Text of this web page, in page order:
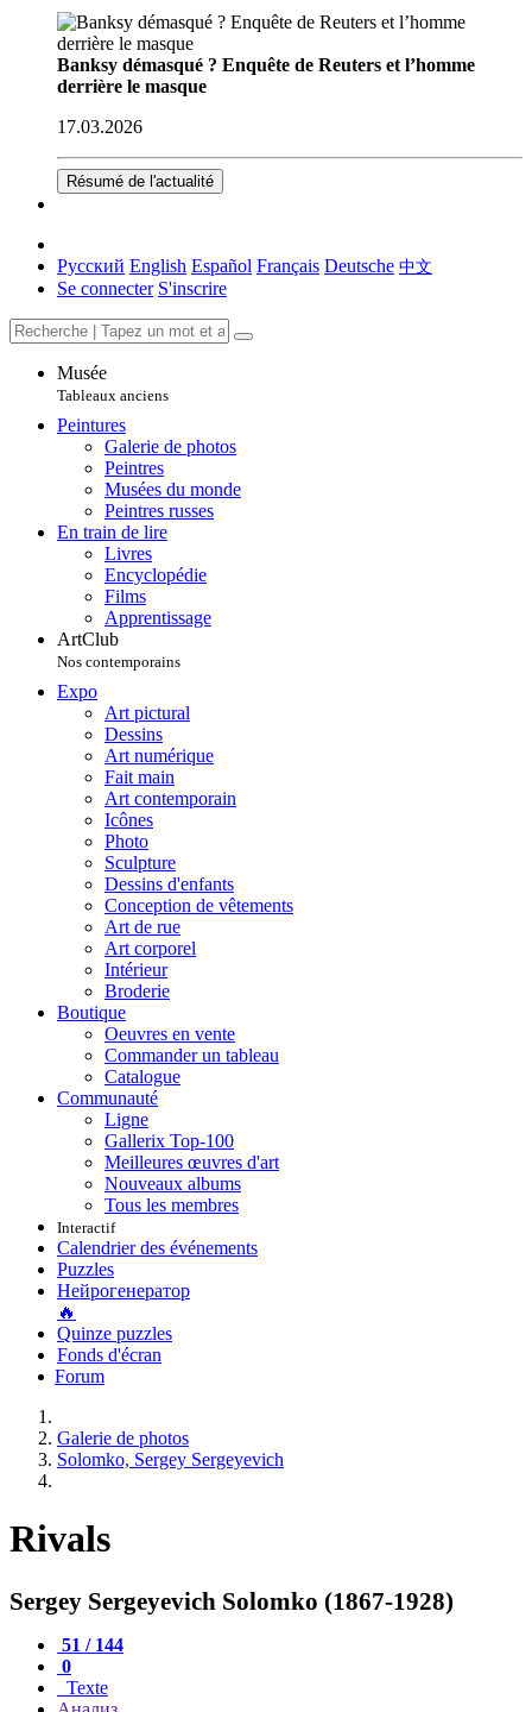
Banksy démasqué ? Enquête de Reuters et l’homme
derrière le masque
17.03.2026
Résumé de l'actualité
Русский English Español Français Deutsche 中文
Se connecter S'inscrire
Musée
Tableaux anciens
Peintures
Galerie de photos
Peintres
Musées du monde
Peintres russes
En train de lire
Livres
Encyclopédie
Films
Apprentissage
ArtClub
Nos contemporains
Expo
Art pictural
Dessins
Art numérique
Fait main
Art contemporain
Icônes
Photo
Sculpture
Dessins d'enfants
Conception de vêtements
Art de rue
Art corporel
Intérieur
Broderie
Boutique
Oeuvres en vente
Commander un tableau
Catalogue
Communauté
Ligne
Gallerix Top-100
Meilleures œuvres d'art
Nouveaux albums
Tous les membres
Interactif
Calendrier des événements
Puzzles
Нейрогенератор
🔥
Quinze puzzles
Fonds d'écran
Forum
Galerie de photos
Solomko, Sergey Sergeyevich
Rivals
Sergey Sergeyevich Solomko (1867-1928)
51 / 144
0
Texte